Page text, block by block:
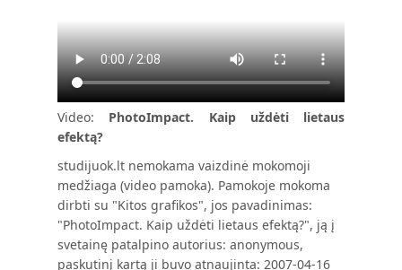
Video: PhotoImpact. Kaip uždėti lietaus
efektą?
studijuok.lt nemokama vaizdinė mokomoji
medžiaga (video pamoka). Pamokoje mokoma
dirbti su "Kitos grafikos", jos pavadinimas:
"PhotoImpact. Kaip uždėti lietaus efektą?", ją į
svetainę patalpino autorius: anonymous,
paskutinį kartą ji buvo atnaujinta: 2007-04-16